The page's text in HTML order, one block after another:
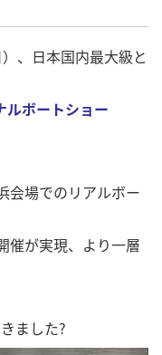
、日本国内最大級と
ルボートショー
会場でのリアルボー
催が実現、より一層
ました?